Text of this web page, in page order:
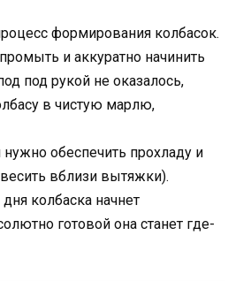
формирования колбасок.
и аккуратно начинить
под рукой не оказалось,
в чистую марлю,
обеспечить прохладу и
вблизи вытяжки).
колбаска начнет
готовой она станет где-